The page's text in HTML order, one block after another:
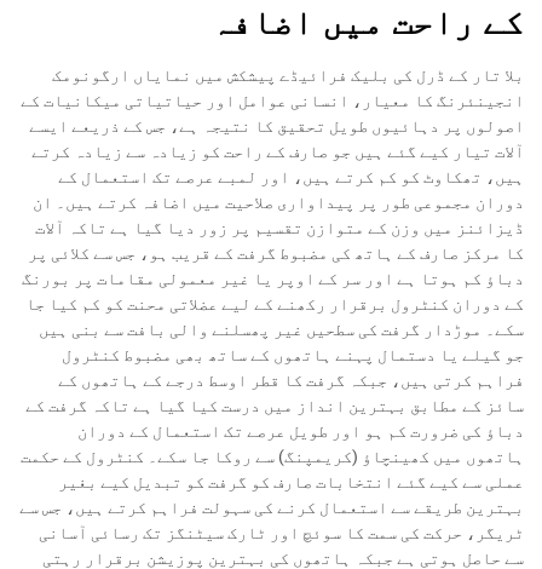
کے راحت میں اضافہ
بلا تار کے ڈرل کی بلیک فرائیڈے پیشکش میں نمایاں ارگونومک
انجینئرنگ کا معیار، انسانی عوامل اور حیاتیاتی میکانیات کے
اصولوں پر دہائیوں طویل تحقیق کا نتیجہ ہے، جس کے ذریعے ایسے
آلات تیار کیے گئے ہیں جو صارف کے راحت کو زیادہ سے زیادہ کرتے
ہیں، تھکاوٹ کو کم کرتے ہیں، اور لمبے عرصے تک استعمال کے
دوران مجموعی طور پر پیداواری صلاحیت میں اضافہ کرتے ہیں۔ ان
ڈیزائنز میں وزن کے متوازن تقسیم پر زور دیا گیا ہے تاکہ آلات
کا مرکز صارف کے ہاتھ کی مضبوط گرفت کے قریب ہو، جس سے کلائی پر
دباؤ کم ہوتا ہے اور سر کے اوپر یا غیر معمولی مقامات پر بورنگ
کے دوران کنٹرول برقرار رکھنے کے لیے عضلاتی محنت کو کم کیا جا
سکے۔ موڑدار گرفت کی سطحیں غیر پھسلنے والی بافت سے بنی ہیں
جو گیلے یا دستمال پہنے ہاتھوں کے ساتھ بھی مضبوط کنٹرول
فراہم کرتی ہیں، جبکہ گرفت کا قطر اوسط درجے کے ہاتھوں کے
سائز کے مطابق بہترین انداز میں درست کیا گیا ہے تاکہ گرفت کے
دباؤ کی ضرورت کم ہو اور طویل عرصے تک استعمال کے دوران
ہاتھوں میں کھینچاؤ (کریمپنگ) سے روکا جا سکے۔ کنٹرول کے حکمت
عملی سے کیے گئے انتخابات صارف کو گرفت کو تبدیل کیے بغیر
بہترین طریقے سے استعمال کرنے کی سہولت فراہم کرتے ہیں، جس سے
ٹریگر، حرکت کی سمت کا سوئچ اور ٹارک سیٹنگز تک رسائی آسانی
سے حاصل ہوتی ہے جبکہ ہاتھوں کی بہترین پوزیشن برقرار رہتی